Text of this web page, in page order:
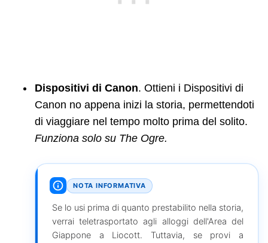
Dispositivi di Canon. Ottieni i Dispositivi di
Canon no appena inizi la storia, permettendoti
di viaggiare nel tempo molto prima del solito.
Funziona solo su The Ogre.
NOTA INFORMATIVA
Se lo usi prima di quanto prestabilito nella storia,
verrai teletrasportato agli alloggi dell'Area del
Giappone a Liocott. Tuttavia, se provi a